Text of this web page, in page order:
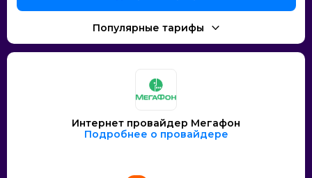
Интернет провайдер Мегафон
Подробнее о провайдере